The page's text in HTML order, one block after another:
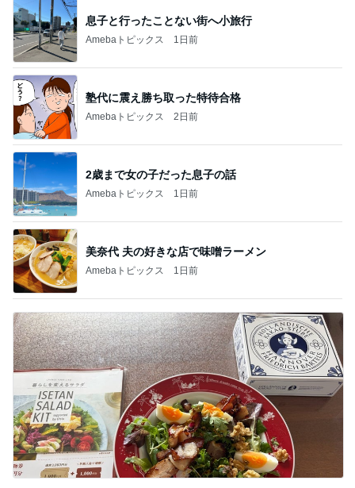
息子と行ったことない街へ小旅行
Amebaトピックス 1日前
塾代に震え勝ち取った特待合格
Amebaトピックス 2日前
2歳まで女の子だった息子の話
Amebaトピックス 1日前
美奈代 夫の好きな店で味噌ラーメン
Amebaトピックス 1日前